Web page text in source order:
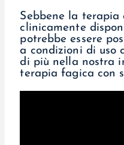
Sebbene la
clinicamente
potrebbe essere
a condizioni di uso
di più nella nostra
terapia fagica con